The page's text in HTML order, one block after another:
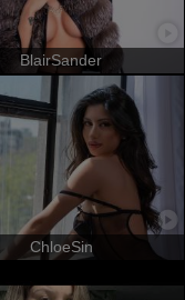
BlairSander
ChloeSin